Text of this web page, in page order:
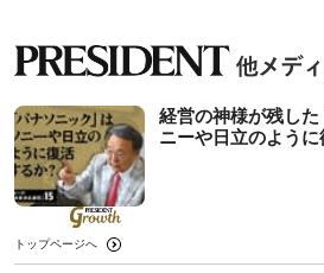
経営の神様が残し
ニーや日立のように
トップページへ